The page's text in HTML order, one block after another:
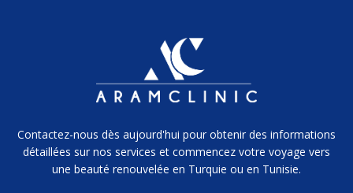
Contactez-nous dès aujourd'hui pour obtenir des informations
détaillées sur nos services et commencez votre voyage vers
une beauté renouvelée en Turquie ou en Tunisie.